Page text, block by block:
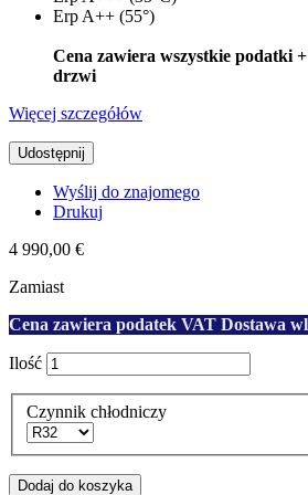
Erp A++ (55°)
Cena zawiera wszystkie podatki
drzwi
Więcej szczegółów
Udostępnij
Wyślij do znajomego
Drukuj
4 990,00 €
Zamiast
Cena zawiera podatek VAT Dostawa
Ilość
Czynnik chłodniczy
Dodaj do koszyka